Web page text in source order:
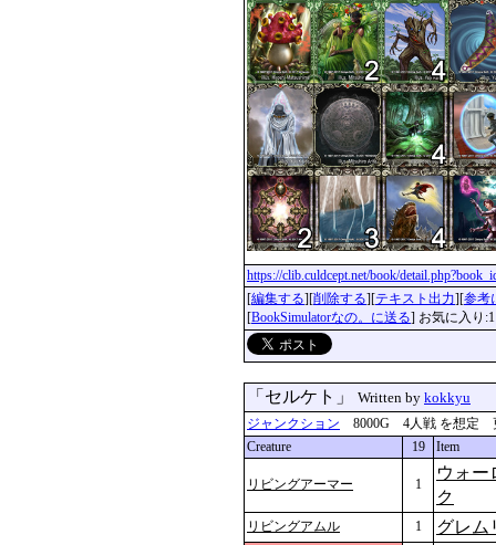
https://clib.culdcept.net/book/
[編集する][削除する][テキスト出力][参考
[BookSimulatorなの。に送る] お気に入り:1
「セルケト」 Written by kokkyu
ジャンクション 8000G 4人戦 を想定 更
Creature
19 Item
リビングアーマー 1
ウォー
ク
リビングアムル 1 グレム